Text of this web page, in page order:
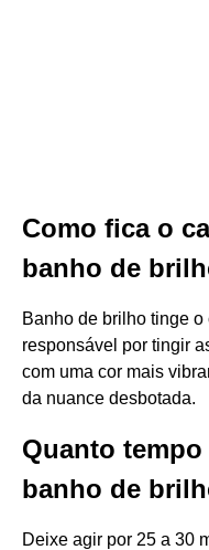
Como fica o
banho de
Banho de brilho tinge
responsável por tingir
com uma cor mais
da nuance desbotada.
Quanto
banho de
Deixe agir por 25 a 30